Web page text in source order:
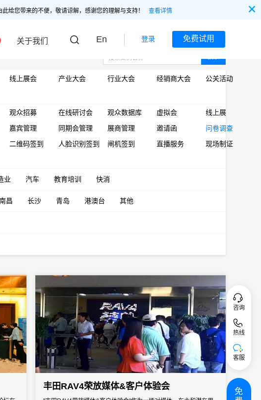
给您带来的不便，敬请谅解，感谢您的理解与支持！ 查看详情
关于我们 En 登录 免费试用
线上展会 产业大会 行业大会 经销商大会
公关活动
观众招募 在线研讨会 观众数据库 虚拟会
线上展
嘉宾管理 同期会管理 展商管理 邀请函
问卷调查
二维码签到 人脸识别签到 闸机签到 直播服务
现场制证
业 汽车 教育培训 快消
昌 长沙 青岛 港澳台 其他
丰田RAV4荣放媒体&客户体验会
咨询
热线
客服
免